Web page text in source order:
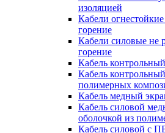
изоляцией
Кабели
горение
Кабели силовые не
горение
Кабель контрольный
Кабель
полимерных
Кабель медный
Кабель силовой
оболочкой из
Кабель силовой с